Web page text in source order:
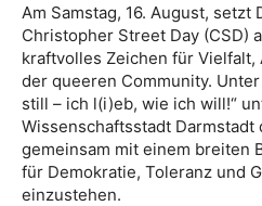
Am Samstag, 16. August, setzt
Christopher Street Day (CSD)
kraftvolles Zeichen für Vielfalt,
der queeren Community.
still – ich l(i)eb, wie ich will!“
Wissenschaftsstadt
gemeinsam mit einem breiten
für Demokratie, Toleranz und
einzustehen.